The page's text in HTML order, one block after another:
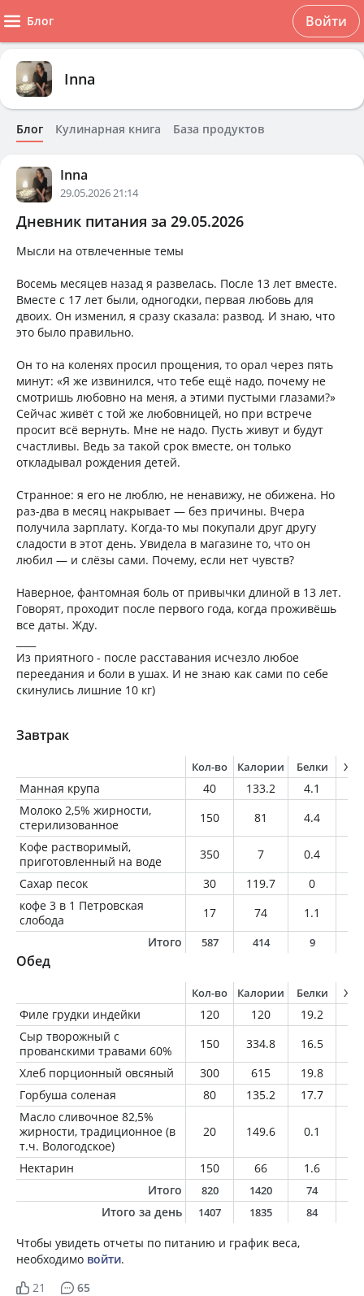
Блог Войти
Inna
Блог Кулинарная книга База продуктов
Inna
29.05.2026 21:14
Дневник питания за 29.05.2026
Мысли на отвлеченные темы
Восемь месяцев назад я развелась. После 13 лет вместе.
Вместе с 17 лет были, одногодки, первая любовь для
двоих. Он изменил, я сразу сказала: развод. И знаю, что
это было правильно.
Он то на коленях просил прощения, то орал через пять
минут: «Я же извинился, что тебе ещё надо, почему не
смотришь любовно на меня, а этими пустыми глазами?»
Сейчас живёт с той же любовницей, но при встрече
просит всё вернуть. Мне не надо. Пусть живут и будут
счастливы. Ведь за такой срок вместе, он только
откладывал рождения детей.
Странное: я его не люблю, не ненавижу, не обижена. Но
раз-два в месяц накрывает — без причины. Вчера
получила зарплату. Когда-то мы покупали друг другу
сладости в этот день. Увидела в магазине то, что он
любил — и слёзы сами. Почему, если нет чувств?
Наверное, фантомная боль от привычки длиной в 13 лет.
Говорят, проходит после первого года, когда проживёшь
все даты. Жду.
Из приятного - после расставания исчезло любое
переедания и боли в ушах. И не знаю как сами по себе
скинулись лишние 10 кг)
Завтрак
Кол-во Калории Белки
Манная крупа 40 133.2 4.1
Молоко 2,5% жирности,
стерилизованное
150 81 4.4
Кофе растворимый,
приготовленный на воде
350 7 0.4
Сахар песок
30 119.7 0
кофе 3 в 1 Петровская
слобода
17 74 1.1
Итого
587 414 9
Обед
Кол-во Калории Белки
Филе грудки индейки 120 120 19.2
Сыр творожный с
прованскими травами 60%
150 334.8 16.5
Хлеб порционный овсяный
300 615 19.8
Горбуша соленая
80 135.2 17.7
Масло сливочное 82,5%
жирности, традиционное (в
т.ч. Вологодское)
20 149.6 0.1
Нектарин 150 66 1.6
Итого
820 1420 74
Итого за день 1407 1835 84
Чтобы увидеть отчеты по питанию и график веса,
необходимо войти.
21
65